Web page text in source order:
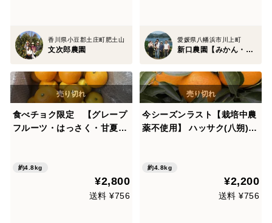
香川県小豆郡土庄町肥土山
文次郎農園
愛媛県八幡浜市川上町
新口農園【みかん・柑橘グランプリ2026最高金賞受賞】
食べチョク限定 【グレープ
フルーツ・はっさく・甘夏な
以上
約4.8kg
¥2,800
送料 ¥756
今シーズンラスト【栽培中農
薬不使用】 ハッサク(八朔)
約4.8kg
¥2,200
送料 ¥756